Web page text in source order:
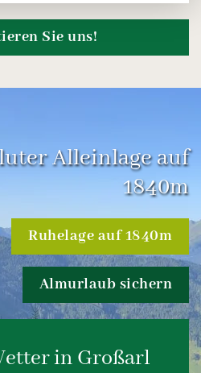
Sie uns!
Alleinlage auf
1840m
Ruhelage auf 1840m
Almurlaub sichern
in Großarl